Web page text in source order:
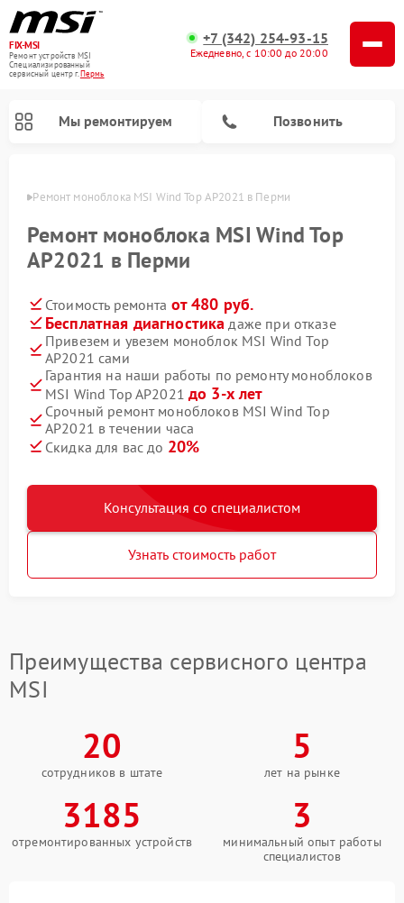
FIX-MSI
Ремонт устройств MSI
Специализированный
cервисный центр г.Пермь
+7 (342) 254-93-15
Ежедневно, с 10:00 до 20:00
Мы ремонтируем Позвонить
Ремонт моноблока MSI Wind Top AP2021 в Перми
Ремонт моноблока MSI Wind Top
AP2021 в Перми
Стоимость ремонта от 480 руб.
Бесплатная диагностика даже при отказе
Привезем и увезем моноблок MSI Wind Top
AP2021 сами
Гарантия на наши работы по ремонту моноблоков
MSI Wind Top AP2021 до 3-х лет
Срочный ремонт моноблоков MSI Wind Top
AP2021 в течении часа
Скидка для вас до 20%
Консультация со специалистом
Узнать стоимость работ
Преимущества сервисного центра
MSI
20
сотрудников в штате
5
лет на рынке
3185
отремонтированных устройств
3
минимальный опыт работы
специалистов